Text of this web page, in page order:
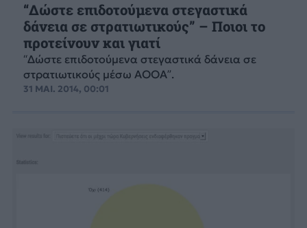
“Δώστε επιδοτούμενα στεγαστικά
δάνεια σε στρατιωτικούς” – Ποιοι το
προτείνουν και γιατί
“Δώστε επιδοτούμενα στεγαστικά δάνεια σε
στρατιωτικούς μέσω ΑΟΟΑ”.
31 ΜΑΙ. 2014, 00:01